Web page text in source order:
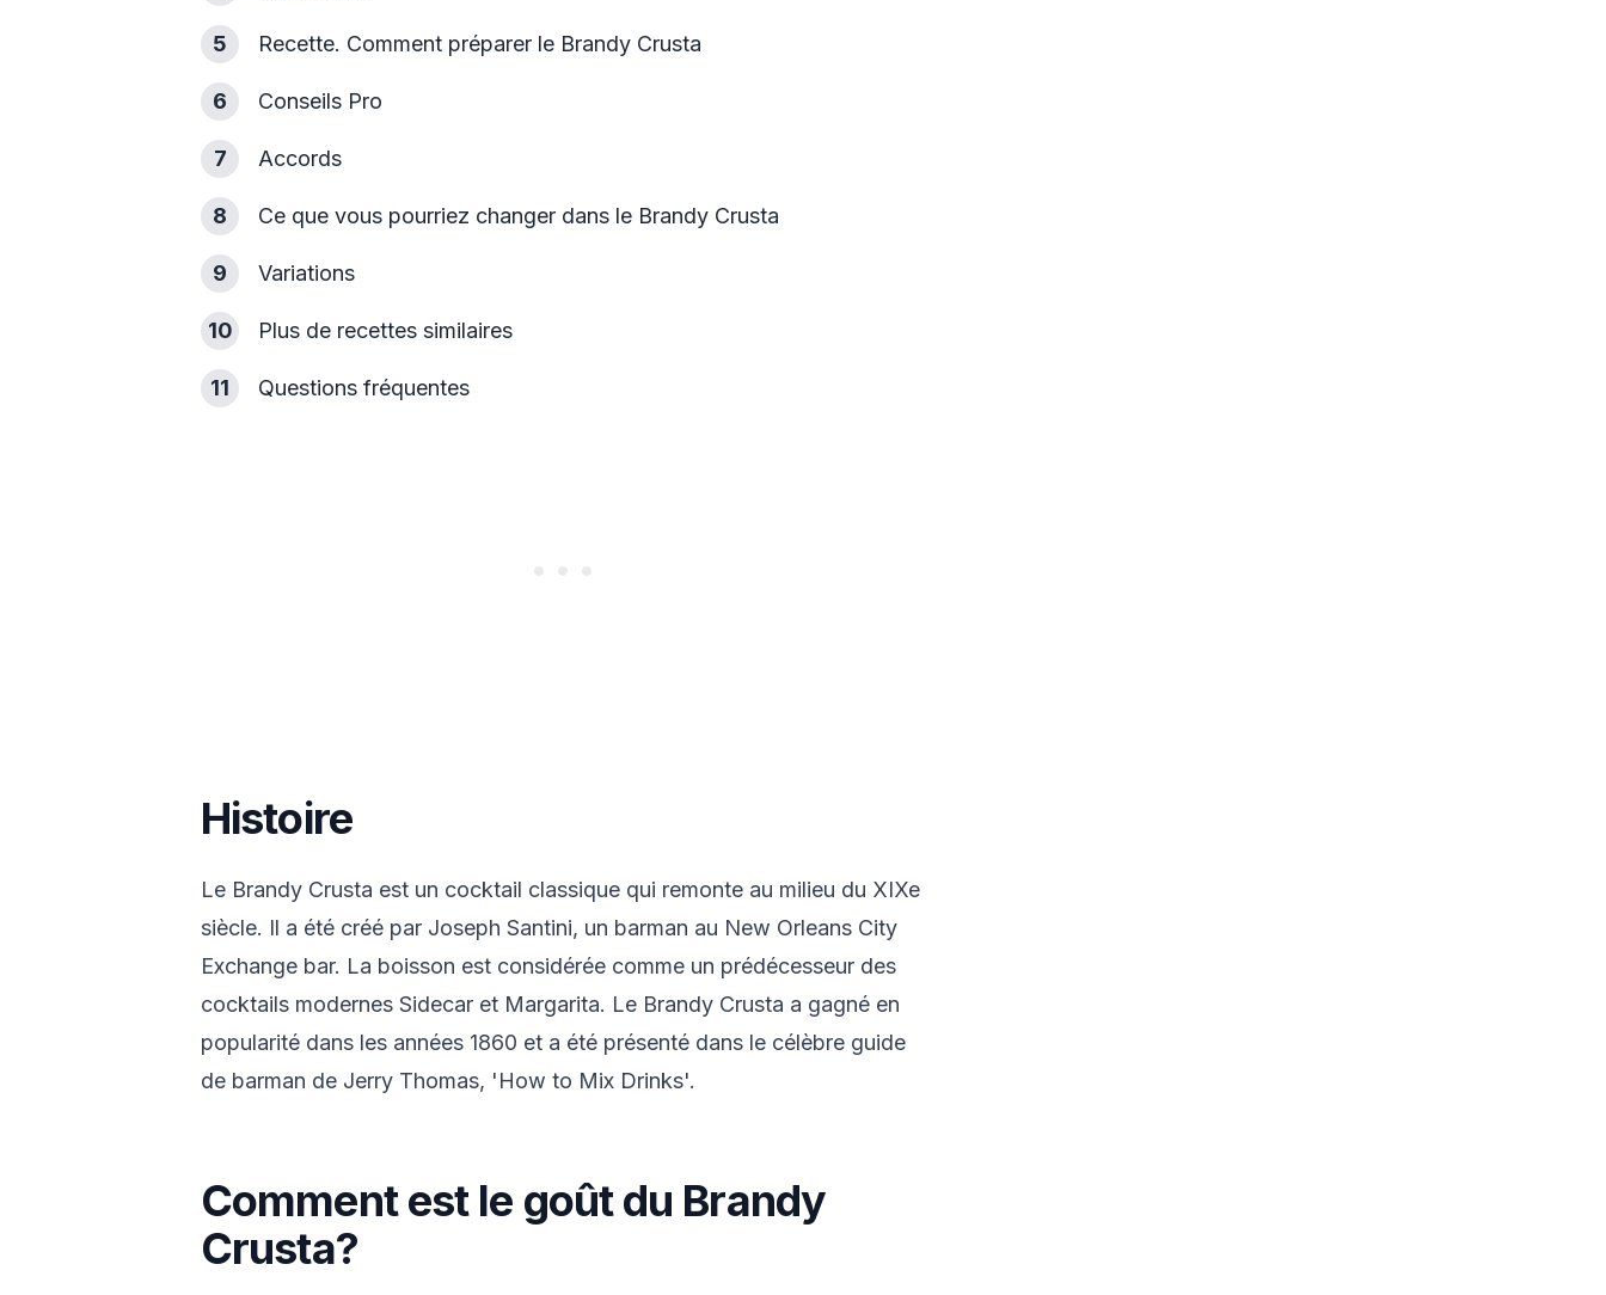
5 Recette. Comment préparer le Brandy Crusta
6 Conseils Pro
7 Accords
8 Ce que vous pourriez changer dans le Brandy Crusta
9 Variations
10 Plus de recettes similaires
11 Questions fréquentes
Histoire
Le Brandy Crusta est un cocktail classique qui remonte au milieu du XIXe
siècle. Il a été créé par Joseph Santini, un barman au New Orleans City
Exchange bar. La boisson est considérée comme un prédécesseur des
cocktails modernes Sidecar et Margarita. Le Brandy Crusta a gagné en
popularité dans les années 1860 et a été présenté dans le célèbre guide
de barman de Jerry Thomas, 'How to Mix Drinks'.
Comment est le goût du Brandy
Crusta?